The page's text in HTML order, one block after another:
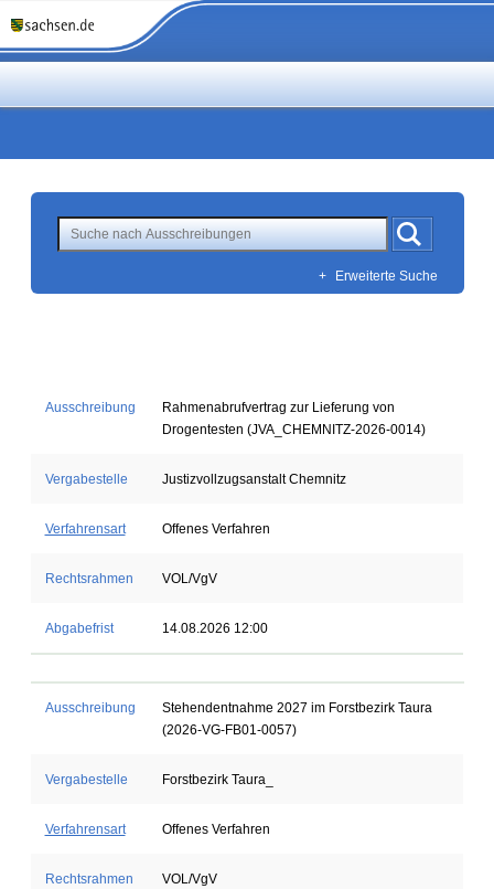
+ Erweiterte Suche
Ausschreibung
Rahmenabrufvertrag zur Lieferung von
Drogentesten (JVA_CHEMNITZ-2026-0014)
Vergabestelle Justizvollzugsanstalt Chemnitz
Verfahrensart Offenes Verfahren
Rechtsrahmen VOL/VgV
Abgabefrist 14.08.2026 12:00
Ausschreibung
Stehendentnahme 2027 im Forstbezirk Taura
(2026-VG-FB01-0057)
Vergabestelle Forstbezirk Taura_
Verfahrensart Offenes Verfahren
Rechtsrahmen VOL/VgV